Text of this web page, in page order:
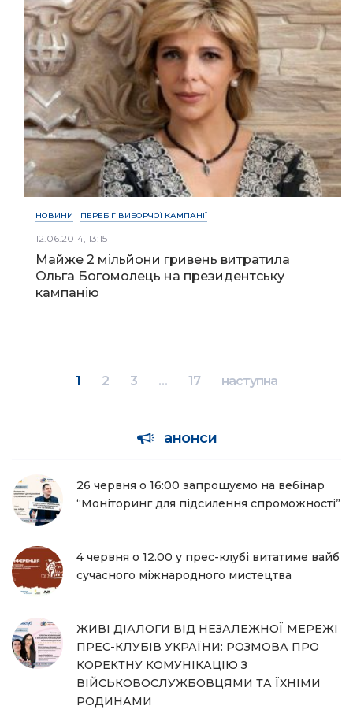
НОВИНИ ПЕРЕБІГ ВИБОРЧОЇ КАМПАНІЇ
12.06.2014, 13:15
Майже 2 мільйони гривень витратила
Ольга Богомолець на президентську
кампанію
1 2 3 … 17 наступна
анонси
26 червня о 16:00 запрошуємо на вебінар
“Моніторинг для підсилення спроможності”
4 червня о 12.00 у прес-клубі витатиме вайб
сучасного міжнародного мистецтва
ЖИВІ ДІАЛОГИ ВІД НЕЗАЛЕЖНОЇ МЕРЕЖІ
ПРЕС-КЛУБІВ УКРАЇНИ: РОЗМОВА ПРО
КОРЕКТНУ КОМУНІКАЦІЮ З
ВІЙСЬКОВОСЛУЖБОВЦЯМИ ТА ЇХНІМИ
РОДИНАМИ